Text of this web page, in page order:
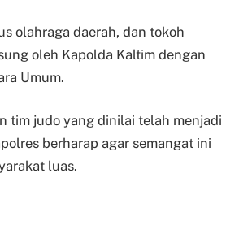
olahraga daerah, dan tokoh
oleh Kapolda Kaltim dengan
Umum.
tim judo yang dinilai telah menjadi
berharap agar semangat ini
luas.